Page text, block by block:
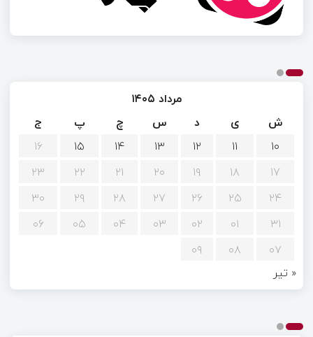
مرداد ۱۴۰۵
ش
ی د س چ پ
ج
۱۰
۱۱ ۱۲ ۱۳ ۱۴ ۱۵
۱۶
۱۷
۱۸ ۱۹ ۲۰ ۲۱ ۲۲
۲۳
۲۴
۲۵ ۲۶ ۲۷ ۲۸ ۲۹
۳۰
۳۱
۰۱ ۰۲ ۰۳ ۰۴ ۰۵
۰۶
۰۷
۰۸
۰۹
« تیر